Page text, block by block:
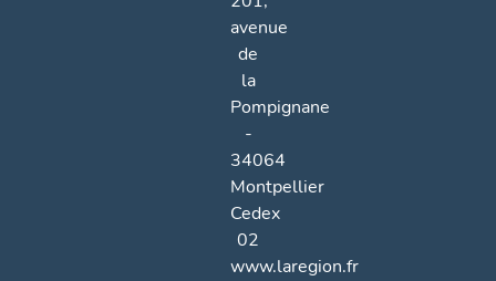
avenue
de
la
Pompignane
-
34064
Montpellier
Cedex
02
www.laregion.fr